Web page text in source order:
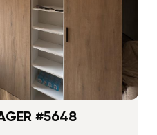
#5648